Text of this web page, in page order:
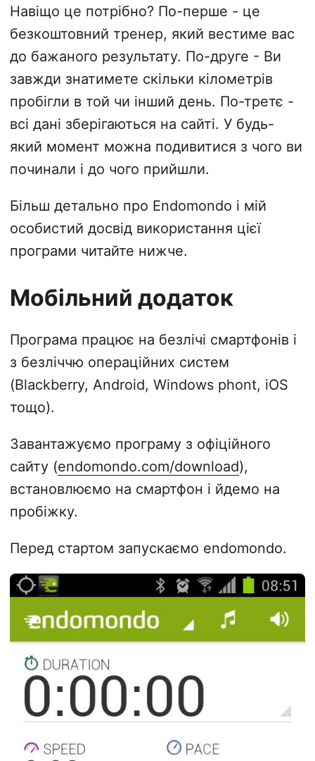
Навіщо це потрібно? По-перше - це
безкоштовний тренер, який вестиме вас
до бажаного результату. По-друге - Ви
завжди знатимете скільки кілометрів
пробігли в той чи інший день. По-третє -
всі дані зберігаються на сайті. У будь-
який момент можна подивитися з чого ви
починали і до чого прийшли.
Більш детально про Endomondo і мій
особистий досвід використання цієї
програми читайте нижче.
Мобільний додаток
Програма працює на безлічі смартфонів і
з безліччю операційних систем
(Blackberry, Android, Windows phont, iOS
тощо).
Завантажуємо програму з офіційного
сайту (endomondo.com/download),
встановлюємо на смартфон і йдемо на
пробіжку.
Перед стартом запускаємо endomondo.